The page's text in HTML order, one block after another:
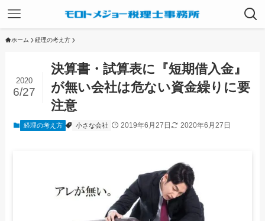
ホーム 経理の考え方
決算書・試算表に『短期借入金』
が無い会社は危ない資金繰りに要
注意
2020
6/27
経理の考え方 小さな会社 2019年6月27日 2020年6月27日